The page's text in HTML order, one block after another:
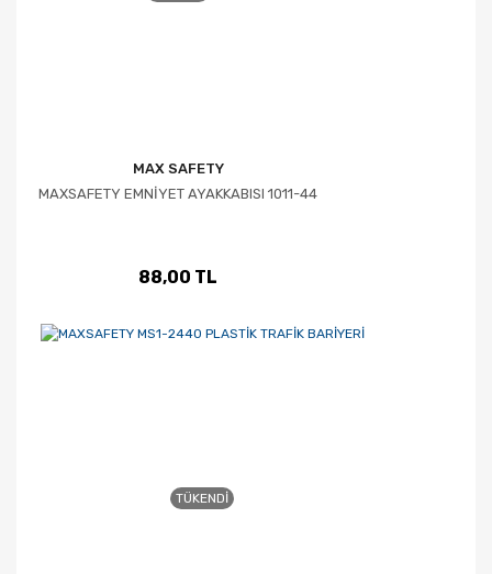
MAX SAFETY
MAXSAFETY EMNİYET AYAKKABISI 1011-44
88,00 TL
TÜKENDI